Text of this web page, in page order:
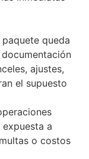
paquete queda
ajustes,
el supuesto
a
o costos